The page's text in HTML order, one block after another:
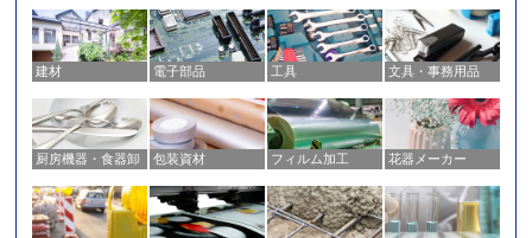
建材 電子部品 工具 文具・事務用品
厨房機器・食器卸 包装資材 フィルム加工 花器メーカー